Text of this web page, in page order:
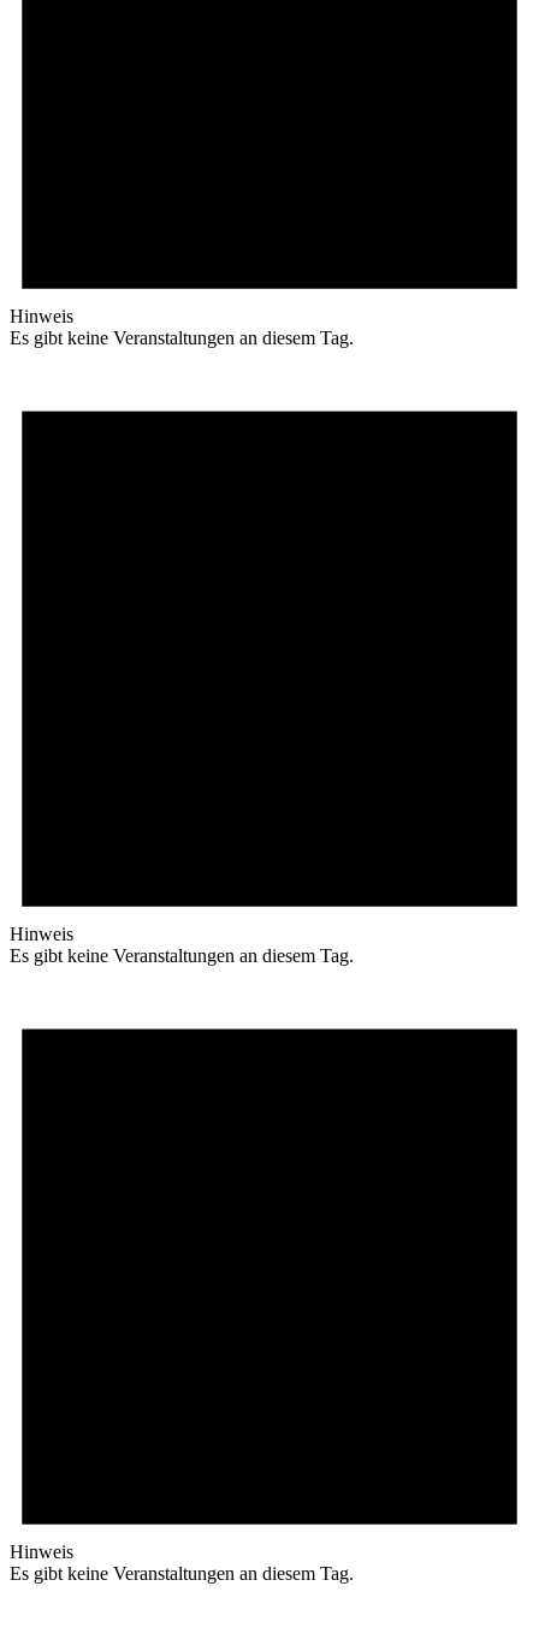
Hinweis
Es gibt keine Veranstaltungen an diesem Tag.
Hinweis
Es gibt keine Veranstaltungen an diesem Tag.
Hinweis
Es gibt keine Veranstaltungen an diesem Tag.